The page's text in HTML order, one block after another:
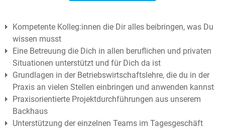
Kompetente Kolleg:innen die Dir alles beibringen, was Du
wissen musst
Eine Betreuung die Dich in allen beruflichen und privaten
Situationen unterstützt und für Dich da ist
Grundlagen in der Betriebswirtschaftslehre, die du in der
Praxis an vielen Stellen einbringen und anwenden kannst
Praxisorientierte Projektdurchführungen aus unserem
Backhaus
Unterstützung der einzelnen Teams im Tagesgeschäft